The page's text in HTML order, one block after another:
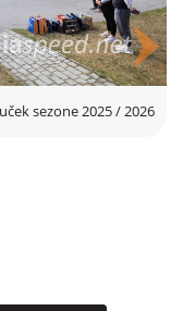
sezone 2025 / 2026